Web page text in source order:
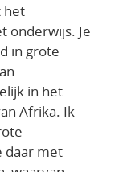
het
onderwijs. Je
in grote
in het
Afrika. Ik
daar met